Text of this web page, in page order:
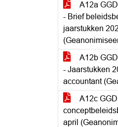
A12a
- Brief
jaarstukken
A12b
- Jaarstukken
accountant
A12c
april